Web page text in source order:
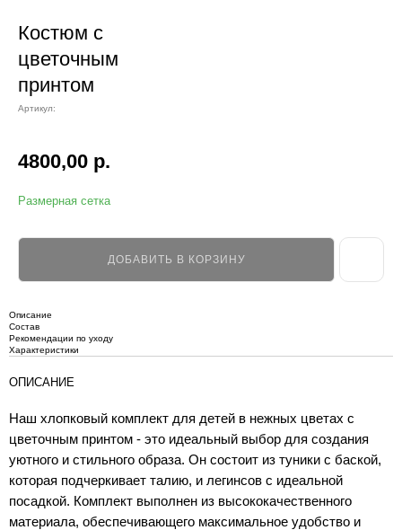
Костюм с
цветочным
принтом
Артикул:
4800,00 р.
Размерная сетка
ДОБАВИТЬ В КОРЗИНУ
Описание
Состав
Рекомендации по уходу
Характеристики
ОПИСАНИЕ
Наш хлопковый комплект для детей в нежных цветах с
цветочным принтом - это идеальный выбор для создания
уютного и стильного образа. Он состоит из туники с баской,
которая подчеркивает талию, и легинсов с идеальной
посадкой. Комплект выполнен из высококачественного
материала, обеспечивающего максимальное удобство и